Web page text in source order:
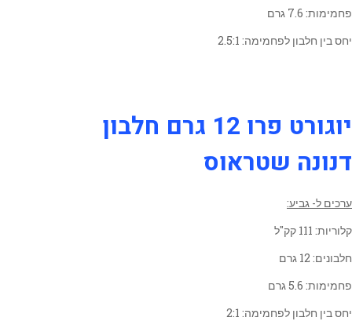
פחמימות: 7.6 גרם
יחס בין חלבון לפחמימה: 2.5:1
יוגורט פרו 12 גרם חלבון
דנונה שטראוס
ערכים ל- גביע:
קלוריות: 111 קק"ל
חלבונים: 12 גרם
פחמימות: 5.6 גרם
יחס בין חלבון לפחמימה: 2:1